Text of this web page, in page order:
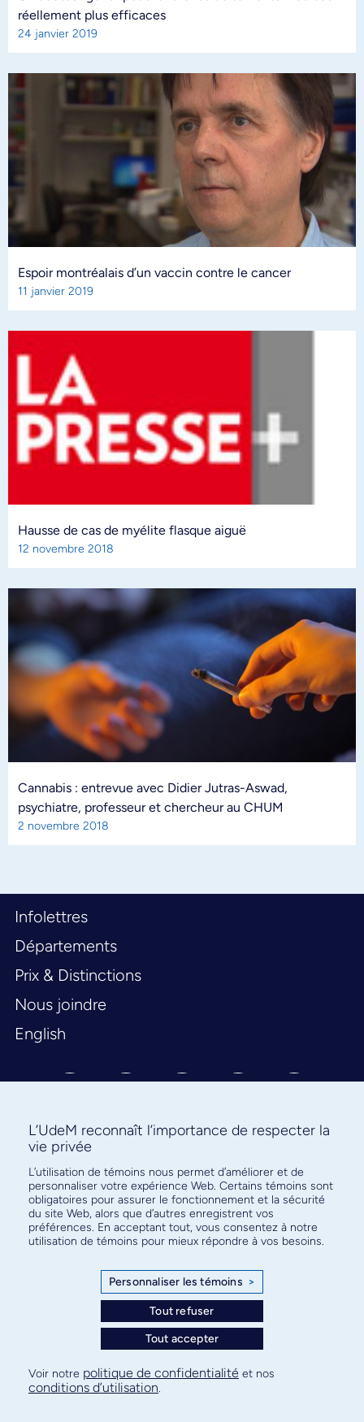
réellement plus efficaces
24 janvier 2019
Espoir montréalais d’un vaccin contre le cancer
11 janvier 2019
Hausse de cas de myélite flasque aiguë
12 novembre 2018
Cannabis : entrevue avec Didier Jutras-Aswad,
psychiatre, professeur et chercheur au CHUM
2 novembre 2018
Infolettres
Départements
Prix & Distinctions
Nous joindre
English
Abonnez-vous à notre infolettre
pour connaître l’actualité facultaire
Plan de site
Confidentialité
L’UdeM reconnaît l’importance de respecter la
vie privée
L’utilisation de témoins nous permet d’améliorer et de
personnaliser votre expérience Web. Certains témoins sont
obligatoires pour assurer le fonctionnement et la sécurité
du site Web, alors que d’autres enregistrent vos
préférences. En acceptant tout, vous consentez à notre
utilisation de témoins pour mieux répondre à vos besoins.
Personnaliser les témoins >
Tout refuser
Tout accepter
Voir notre politique de confidentialité et nos
conditions d’utilisation.